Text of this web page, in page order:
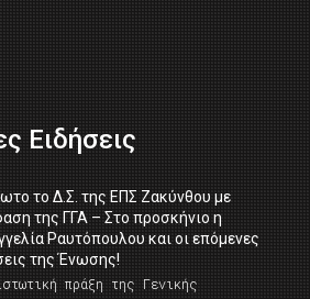
Ειδήσεις
το Δ.Σ. της ΕΠΣ Ζακύνθου με
της ΓΓΑ – Στο προσκήνιο η
Ραυτόπουλου και οι επόμενες
της Ένωσης!
πράξη της Γενικής